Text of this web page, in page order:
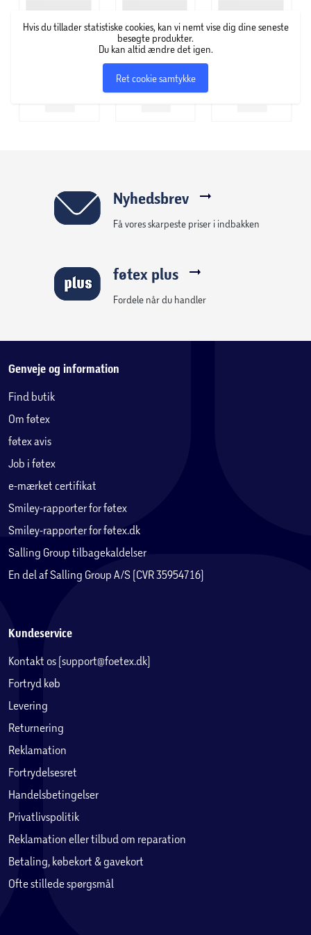
Hvis du tillader statistiske cookies, kan vi nemt vise dig dine seneste
besøgte produkter.
Du kan altid ændre det igen.
Ret cookie samtykke
Nyhedsbrev
Få vores skarpeste priser i indbakken
føtex plus
Fordele når du handler
Genveje og information
Find butik
Om føtex
føtex avis
Job i føtex
e-mærket certifikat
Smiley-rapporter for føtex
Smiley-rapporter for føtex.dk
Salling Group tilbagekaldelser
En del af Salling Group A/S (CVR 35954716)
Kundeservice
Kontakt os (support@foetex.dk)
Fortryd køb
Levering
Returnering
Reklamation
Fortrydelsesret
Handelsbetingelser
Privatlivspolitik
Reklamation eller tilbud om reparation
Betaling, købekort & gavekort
Ofte stillede spørgsmål